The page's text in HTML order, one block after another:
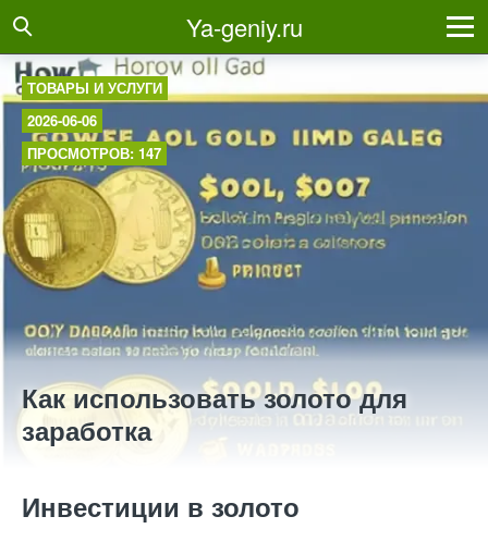
Ya-geniy.ru
ТОВАРЫ И УСЛУГИ
2026-06-06
ПРОСМОТРОВ: 147
Как использовать золото для
заработка
Инвестиции в золото